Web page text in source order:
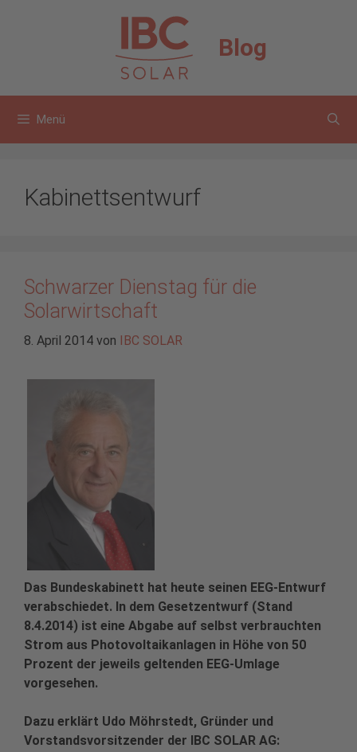
Blog
Menü
Kabinettsentwurf
Schwarzer Dienstag für die
Solarwirtschaft
8. April 2014 von IBC SOLAR
Das Bundeskabinett hat heute seinen EEG-Entwurf
verabschiedet. In dem Gesetzentwurf (Stand
8.4.2014) ist eine Abgabe auf selbst verbrauchten
Strom aus Photovoltaikanlagen in Höhe von 50
Prozent der jeweils geltenden EEG-Umlage
vorgesehen.
Dazu erklärt Udo Möhrstedt, Gründer und
Vorstandsvorsitzender der IBC SOLAR AG: